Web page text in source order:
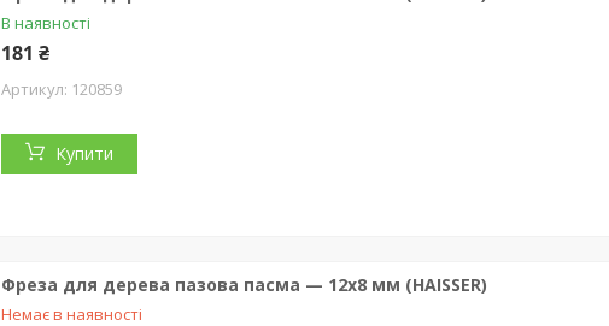
В наявності
181 ₴
120859
Купити
Фреза для дерева пазова пасма — 12х8 мм (HAISSER)
Немає в наявності